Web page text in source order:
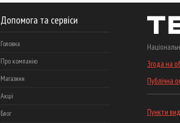
Допомога та сервіси
Головна
Про компанію
Магазини
Акціі
Блог
Згода на
Публічна
Пункти